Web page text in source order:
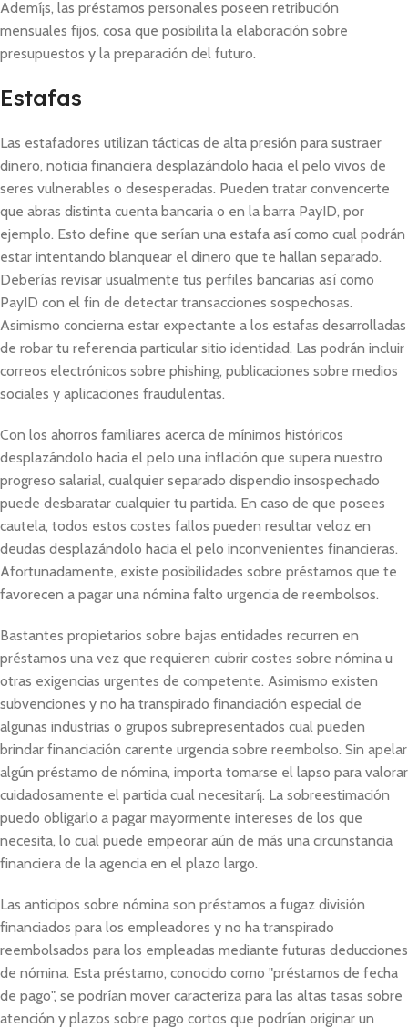
Ademí¡s, las préstamos personales poseen retribución
mensuales fijos, cosa que posibilita la elaboración sobre
presupuestos y la preparación del futuro.
Estafas
Las estafadores utilizan tácticas de alta presión para sustraer
dinero, noticia financiera desplazándolo hacia el pelo vivos de
seres vulnerables o desesperadas. Pueden tratar convencerte
que abras distinta cuenta bancaria o en la barra PayID, por
ejemplo. Esto define que serían una estafa así­ como cual podrán
estar intentando blanquear el dinero que te hallan separado.
Deberías revisar usualmente tus perfiles bancarias así­ como
PayID con el fin de detectar transacciones sospechosas.
Asimismo concierna estar expectante a los estafas desarrolladas
de robar tu referencia particular sitio identidad. Las podrán incluir
correos electrónicos sobre phishing, publicaciones sobre medios
sociales y aplicaciones fraudulentas.
Con los ahorros familiares acerca de mínimos históricos
desplazándolo hacia el pelo una inflación que supera nuestro
progreso salarial, cualquier separado dispendio insospechado
puede desbaratar cualquier tu partida. En caso de que posees
cautela, todos estos costes fallos pueden resultar veloz en
deudas desplazándolo hacia el pelo inconvenientes financieras.
Afortunadamente, existe posibilidades sobre préstamos que te
favorecen a pagar una nómina falto urgencia de reembolsos.
Bastantes propietarios sobre bajas entidades recurren en
préstamos una vez que requieren cubrir costes sobre nómina u
otras exigencias urgentes de competente. Asimismo existen
subvenciones y no ha transpirado financiación especial de
algunas industrias o grupos subrepresentados cual pueden
brindar financiación carente urgencia sobre reembolso. Sin apelar
algún préstamo de nómina, importa tomarse el lapso para valorar
cuidadosamente el partida cual necesitarí¡. La sobreestimación
puedo obligarlo a pagar mayormente intereses de los que
necesita, lo cual puede empeorar aún de más una circunstancia
financiera de la agencia en el plazo largo.
Las anticipos sobre nómina son préstamos a fugaz división
financiados para los empleadores y no ha transpirado
reembolsados ​​para los empleadas mediante futuras deducciones
de nómina. Esta préstamo, conocido como "préstamos de fecha
de pago", se podrí­an mover caracteriza para las altas tasas sobre
atención y plazos sobre pago cortos que podrían originar un